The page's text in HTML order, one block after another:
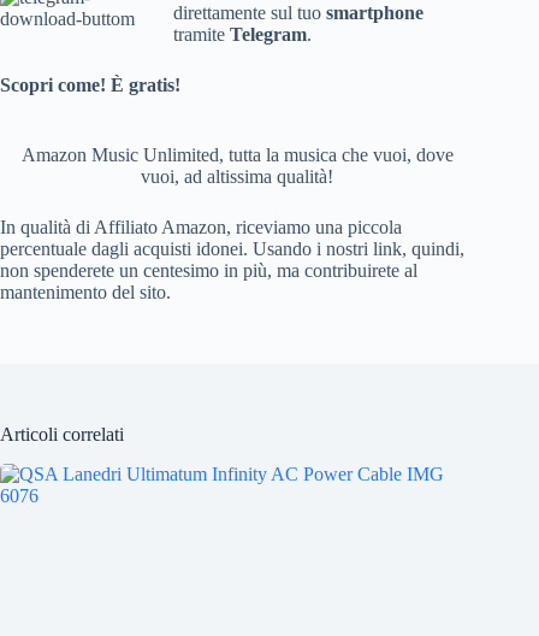
direttamente sul tuo smartphone
tramite Telegram.
Scopri come! È gratis!
Amazon Music Unlimited, tutta la musica che vuoi, dove
vuoi, ad altissima qualità!
In qualità di Affiliato Amazon, riceviamo una piccola
percentuale dagli acquisti idonei. Usando i nostri link, quindi,
non spenderete un centesimo in più, ma contribuirete al
mantenimento del sito.
Articoli correlati